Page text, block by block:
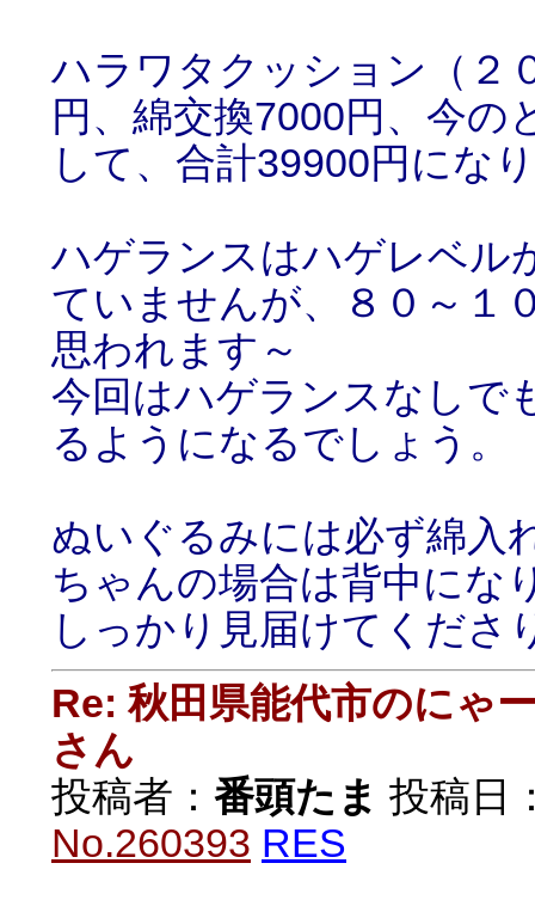
ハラワタクッション（２
円、綿交換7000円、今
して、合計39900円にな
ハゲランスはハゲレベル
ていませんが、８０～１
思われます～
今回はハゲランスなしで
るようになるでしょう。
ぬいぐるみには必ず綿入
ちゃんの場合は背中にな
しっかり見届けてくださ
Re: 秋田県能代市のにゃ
さん
投稿者： 番頭たま 投稿日
No.260393 RES